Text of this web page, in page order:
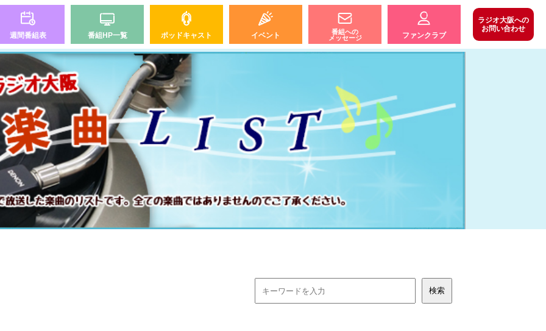
週間番組表 番組HP一覧 ポッドキャスト イベント
番組への
メッセージ
ファンクラブ
ラジオ大阪への
お問い合わせ